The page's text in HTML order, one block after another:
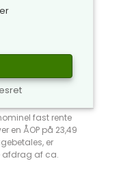
fast rente
en ÅOP på 23,49
er
afdrag af ca.